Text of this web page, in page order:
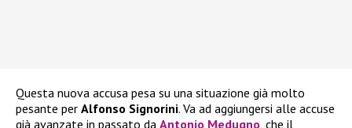
Questa nuova accusa pesa su una situazione già molto
pesante per Alfonso Signorini. Va ad aggiungersi alle accuse
già avanzate in passato da Antonio Medugno, che il